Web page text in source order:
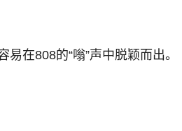
在808的“嗡”声中脱颖而出。